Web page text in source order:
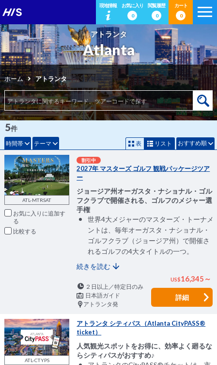
現地情報
お気に入り
0
閲覧履歴
0
カート
0
アトランタ
Atlanta
ホーム アトランタ
時間帯 テーマ
5件
表 リスト おすすめ順
ATL-MTRSAT
お気に入りに追加
比較
割引中
2027年 マスターズ ゴルフ 観戦パッケージツア
ー
ジョージア州オーガスタ・ナショナル・ゴル
フクラブで開催される、ゴルフのメジャー選
手権
世界4大メジャーのマスターズ・トーナメ
ントは、毎年オーガスタ・ナショナル・
ゴルフクラブ（ジョージア州）で開催さ
れるゴルフの4大タイトルの一つ。
続きを読む
US$16,345～
２日以上／特定日のみ
日本語ガイド
アトランタ発
詳細
ATL-CTYPS
アトランタ シティパス（Atlanta CityPASS®
ticket）
人気観光スポットをお得に、効率よく廻るな
らシティパスがおすすめ♪